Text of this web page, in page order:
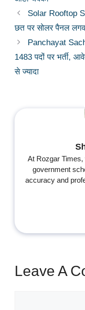
Solar Rooftop
छत पर सोलर पैनल
Panchayat
1483 पदों पर भर्ती,
से ज्यादा
At Rozgar Times,
government
accuracy and
Leave A